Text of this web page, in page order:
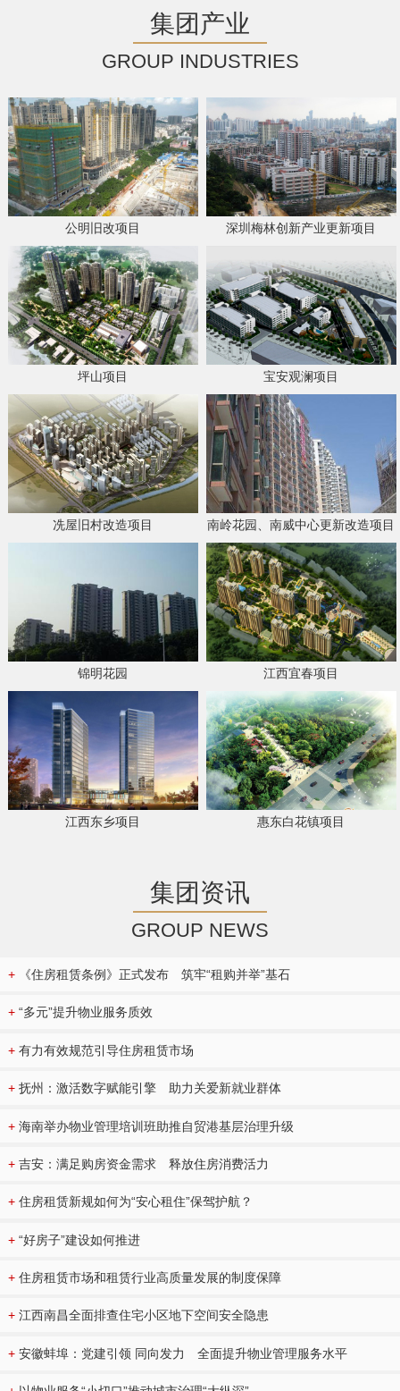
集团产业
GROUP INDUSTRIES
公明旧改项目 深圳梅林创新产业更新项目
坪山项目 宝安观澜项目
冼屋旧村改造项目 南岭花园、南威中心更新改造项目
锦明花园 江西宜春项目
江西东乡项目 惠东白花镇项目
集团资讯
GROUP NEWS
+ 《住房租赁条例》正式发布 筑牢“租购并举”基石
+ “多元”提升物业服务质效
+ 有力有效规范引导住房租赁市场
+ 抚州：激活数字赋能引擎 助力关爱新就业群体
+ 海南举办物业管理培训班助推自贸港基层治理升级
+ 吉安：满足购房资金需求 释放住房消费活力
+ 住房租赁新规如何为“安心租住”保驾护航？
+ “好房子”建设如何推进
+ 住房租赁市场和租赁行业高质量发展的制度保障
+ 江西南昌全面排查住宅小区地下空间安全隐患
+ 安徽蚌埠：党建引领 同向发力 全面提升物业管理服务水平